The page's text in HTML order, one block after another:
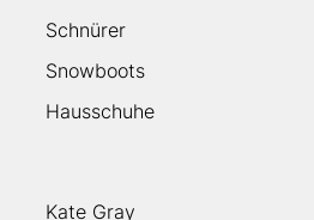
Schnürer
Snowboots
Hausschuhe
Kate Gray